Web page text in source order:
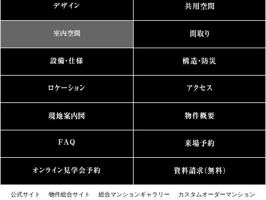
公式サイト 物件総合サイト 総合マンションギャラリー カスタムオーダーマンション